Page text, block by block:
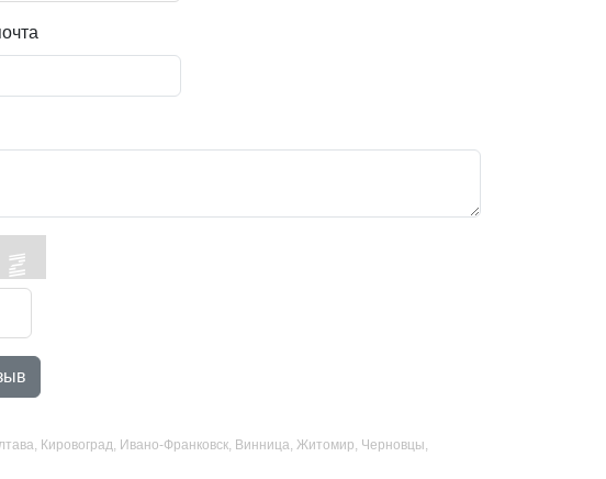
Кировоград, Ивано-Франковск, Винница, Житомир, Черновцы,